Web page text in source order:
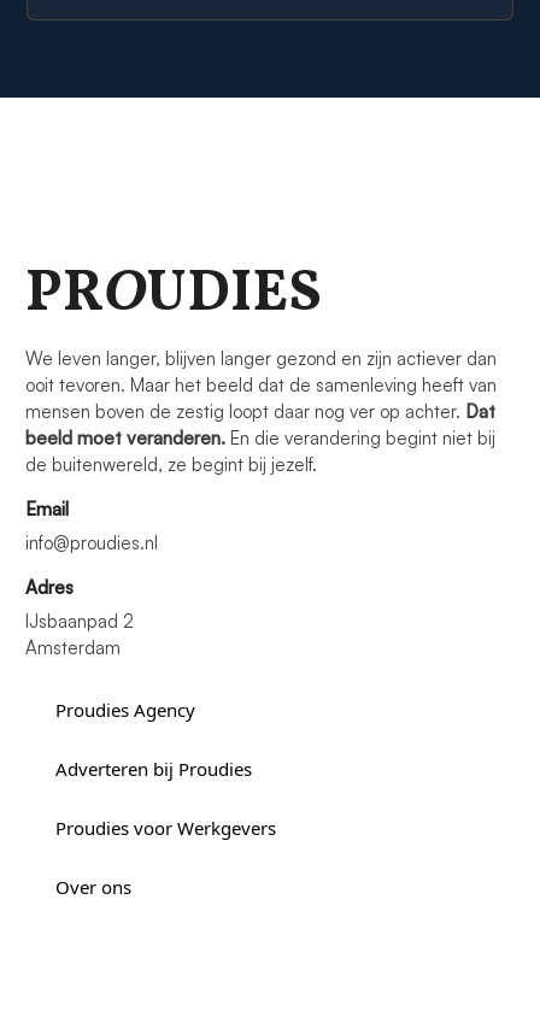
PROUDIES
We leven langer, blijven langer gezond en zijn actiever dan
ooit tevoren. Maar het beeld dat de samenleving heeft van
mensen boven de zestig loopt daar nog ver op achter. Dat
beeld moet veranderen. En die verandering begint niet bij
de buitenwereld, ze begint bij jezelf.
Email
info@proudies.nl
Adres
IJsbaanpad 2
Amsterdam
Proudies Agency
Adverteren bij Proudies
Proudies voor Werkgevers
Over ons